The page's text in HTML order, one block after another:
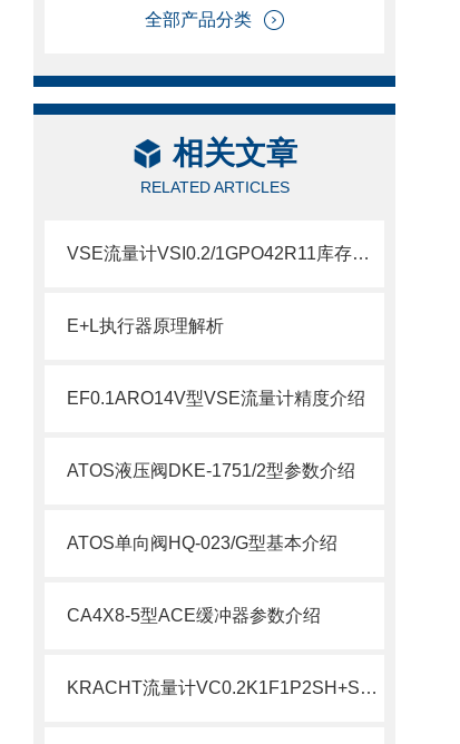
全部产品分类
相关文章
RELATED ARTICLES
VSE流量计VSI0.2/1GPO42R11库存介绍
E+L执行器原理解析
EF0.1ARO14V型VSE流量计精度介绍
ATOS液压阀DKE-1751/2型参数介绍
ATOS单向阀HQ-023/G型基本介绍
CA4X8-5型ACE缓冲器参数介绍
KRACHT流量计VC0.2K1F1P2SH+SD1-I-24配套介绍